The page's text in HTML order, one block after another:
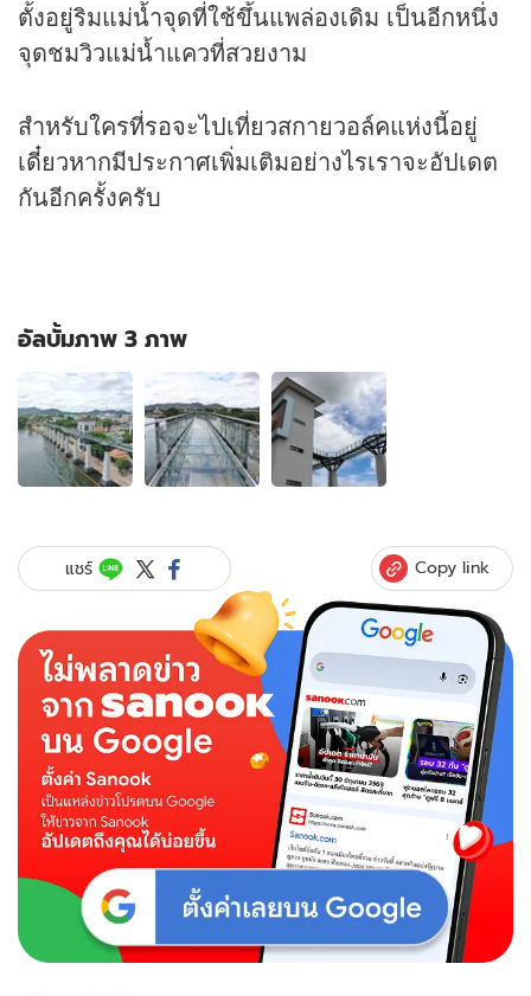
ตั้งอยู่ริมแม่น้ำจุดที่ใช้ขึ้นแพล่องเดิม เป็นอีกหนึ่ง
จุดชมวิวแม่น้ำแควที่สวยงาม
สำหรับใครที่รอจะไปเที่ยวสกายวอล์คแห่งนี้อยู่
เดี๋ยวหากมีประกาศเพิ่มเติมอย่างไรเราจะอัปเดต
กันอีกครั้งครับ
อัลบั้มภาพ 3 ภาพ
ภาพ
3
ภาพ
ของ
ไป
เช็
สกา
ย
วอล์ค
เมือ
งกาญ
เตรียม
เปิด
แล้ว
แชร์ Copy link